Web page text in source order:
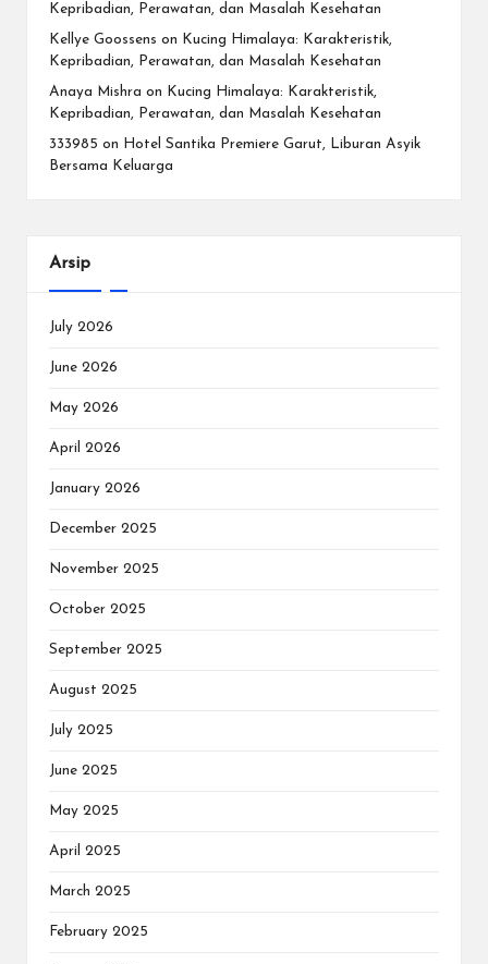
Kepribadian, Perawatan, dan Masalah Kesehatan
Kellye Goossens on
Kucing Himalaya: Karakteristik,
Kepribadian, Perawatan, dan Masalah Kesehatan
Anaya Mishra on
Kucing Himalaya: Karakteristik,
Kepribadian, Perawatan, dan Masalah Kesehatan
333985 on
Hotel Santika Premiere Garut, Liburan Asyik
Bersama Keluarga
Arsip
July 2026
June 2026
May 2026
April 2026
January 2026
December 2025
November 2025
October 2025
September 2025
August 2025
July 2025
June 2025
May 2025
April 2025
March 2025
February 2025